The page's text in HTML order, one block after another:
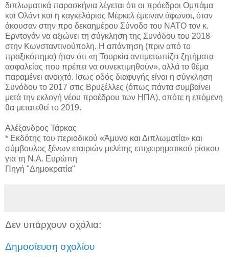
διπλωματικά παρασκήνια λέγεται ότι οι πρόεδροι Ομπάμα
και Ολάντ και η καγκελάριος Μέρκελ έμειναν άφωνοι, όταν
άκουσαν στην προ δεκαημέρου Σύνοδο του ΝΑΤΟ τον κ.
Ερντογάν να αξιώνει τη σύγκληση της Συνόδου του 2018
στην Κωνσταντινούπολη. Η απάντηση (πριν από το
πραξικόπημα) ήταν ότι «η Τουρκία αντιμετωπίζει ζητήματα
ασφαλείας που πρέπει να συνεκτιμηθούν», αλλά το θέμα
παραμένει ανοιχτό. Ισως οδός διαφυγής είναι η σύγκληση
Συνόδου το 2017 στις Βρυξέλλες (όπως πάντα συμβαίνει
μετά την εκλογή νέου προέδρου των ΗΠΑ), οπότε η επόμενη
θα μετατεθεί το 2019.
Αλέξανδρος Τάρκας
* Εκδότης του περιοδικού «Άμυνα και Διπλωματία» και
σύμβουλος ξένων εταιριών μελέτης επιχειρηματικού ρίσκου
για τη Ν.Α. Ευρώπη
Πηγή "Δημοκρατία"
Δεν υπάρχουν σχόλια:
Δημοσίευση σχολίου